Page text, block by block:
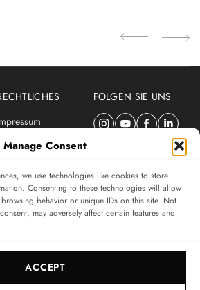
Manage Consent
we use technologies like cookies to store
Consenting to these technologies will allow
behavior or unique IDs on this site. Not
may adversely affect certain features and
ACCEPT
Datenschutzerklärung
FOLGEN SIE UNS
SWISSWATCHES NEWSLETTER
für Uhren-Connaisseurs
SUBSCRIBE